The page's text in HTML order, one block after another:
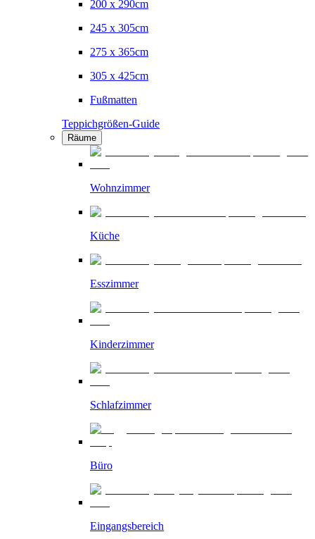
200 x 290cm
245 x 305cm
275 x 365cm
305 x 425cm
Fußmatten
Teppichgrößen-Guide
Räume
Wohnzimmer
Küche
Esszimmer
Kinderzimmer
Schlafzimmer
Büro
Eingangsbereich